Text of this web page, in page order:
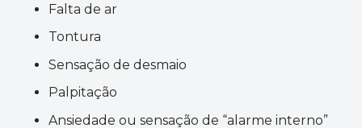
Falta de ar
Tontura
Sensação de desmaio
Palpitação
Ansiedade ou sensação de “alarme interno”